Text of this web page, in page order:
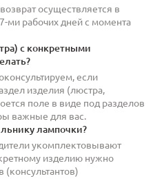
осуществляется в
ми рабочих дней с момента
с конкретными
если
изделия (люстра,
поле в виде под разделов
важные для вас.
лампочки?
укомплектовывают
изделию нужно